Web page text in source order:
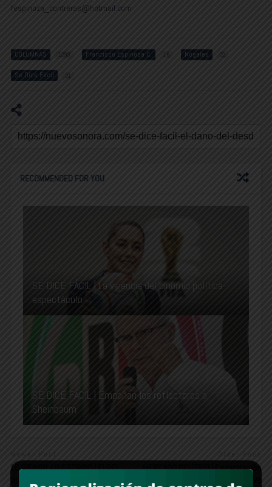
fespinoza_contreras@hotmail.com
COLUMNAS 1293 Francisco Espinoza C. 16 Nogales 22
Se Dice Fácil 21
RECOMMENDED FOR YOU
SE DICE FÁCIL | La vigencia del binomio política-
espectáculo
SE DICE FÁCIL | Empañan los reflectores a
Sheinbaum
Newer Post
LO PIENSO, LO ESCRIBO | El PRI
Older Post
MERCADO POLÍTICO | Capacitación